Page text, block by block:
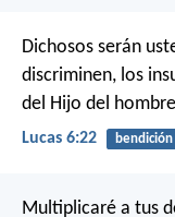
Dichosos serán
discriminen, los
del Hijo del
Lucas 6:22 bendición
Multiplicaré a tus